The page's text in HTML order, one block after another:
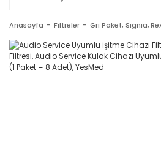
Anasayfa Filtreler Gri Paket; Signia,